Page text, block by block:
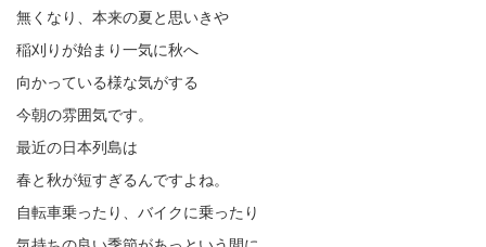
無くなり、本来の夏と思いきや
稲刈りが始まり一気に秋へ
向かっている様な気がする
今朝の雰囲気です。
最近の日本列島は
春と秋が短すぎるんですよね。
自転車乗ったり、バイクに乗ったり